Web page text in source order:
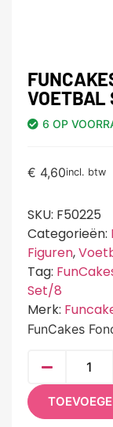
VOETBAL
6 OP
€ 4,60incl. btw
SKU: F50225
Categorieën:
Figuren,
Tag:
Set/8
Merk:
FunCakes